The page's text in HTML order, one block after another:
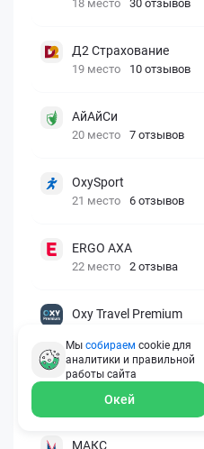
18 место 30 отзывов
Д2 Страхование
19 место 10 отзывов
АйАйСи
20 место 7 отзывов
OxySport
21 место 6 отзывов
ERGO AXA
22 место 2 отзыва
Oxy Travel Premium
УралСиб
24 место 1 отзыв
МАКС
Мы собираем cookie для
аналитики и правильной
работы сайта
Окей